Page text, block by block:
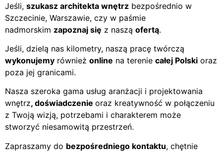
Jeśli, szukasz architekta wnętrz bezpośrednio w
Szczecinie, Warszawie, czy w paśmie
nadmorskim zapoznaj się z naszą ofertą.
Jeśli, dzielą nas kilometry, naszą pracę twórczą
wykonujemy również online na terenie całej Polski oraz
poza jej granicami.
Nasza szeroka gama usług aranżacji i projektowania
wnętrz, doświadczenie oraz kreatywność w połączeniu
z Twoją wizją, potrzebami i charakterem może
stworzyć niesamowitą przestrzeń.
Zapraszamy do bezpośredniego kontaktu, chętnie